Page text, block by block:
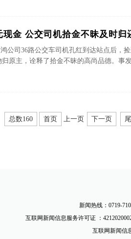
金 公交司机拾金不昧及时归
公司36路公交车司机孔红到达站点后，
原主，诠释了拾金不昧的高尚品德。事
总数160 首页 上一页 下一页
新闻热线：0719-
互联网新闻信息服务许可证 ：
互联网新闻信